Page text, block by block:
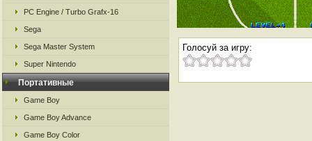
PC Engine / Turbo Grafx-16
Sega
Sega Master System
Super Nintendo
Портативные
Game Boy
Game Boy Advance
Game Boy Color
Голосуй за игру: